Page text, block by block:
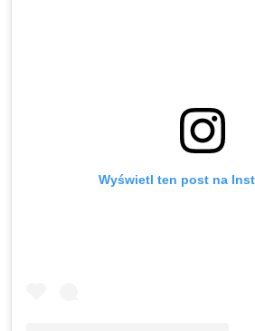
Wyświetl ten post na